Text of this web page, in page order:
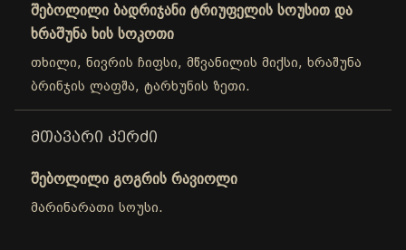
შებოლილი ბადრიჯანი ტრიუფელის სოუსით და
ხრაშუნა ხის სოკოთი
თხილი, ნივრის ჩიფსი, მწვანილის მიქსი, ხრაშუნა
ბრინჯის ლაფშა, ტარხუნის ზეთი.
ᲛᲗᲐᲕᲐᲠᲘ ᲙᲔᲠᲫᲘ
შებოლილი გოგრის რავიოლი
მარინარათი სოუსი.